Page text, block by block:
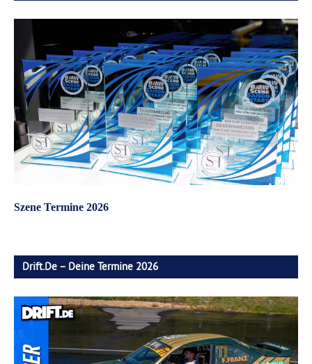
Szene Termine 2026
Drift.de – Deine Termine 2026